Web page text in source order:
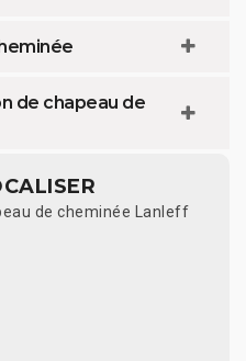
de chapeau de
de cheminée Lanleff